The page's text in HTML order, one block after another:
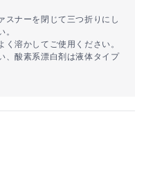
スナーを閉じて三つ折りにし
く溶かしてご使用ください。
、酸素系漂白剤は液体タイプ